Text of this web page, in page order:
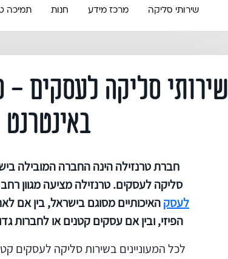
שירותי סליקה מרכז מידע חנות תמיכה
שירותי סליקה לעסקים -
באינטרנט
חברת טרנזילה הינה החברה המובילה
סליקה לעסקים. טרנזילה מציעה מגוון
לעסקהאיכותיים מסוגם בישראל, בין אם
הפיזי, ובין אם עסקים קטנים או לחברות
לכל המעוניינים בשירות סליקה לעסקים